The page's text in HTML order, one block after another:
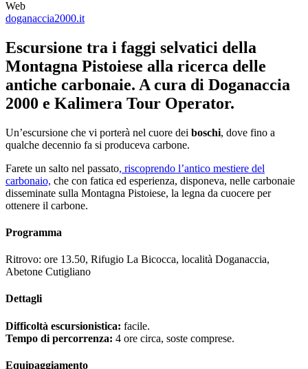
Web
doganaccia2000.it
Escursione tra i faggi selvatici della
Montagna Pistoiese alla ricerca delle
antiche carbonaie. A cura di Doganaccia
2000 e Kalimera Tour Operator.
Un’escursione che vi porterà nel cuore dei boschi, dove fino a
qualche decennio fa si produceva carbone.
Farete un salto nel passato, riscoprendo l’antico mestiere del
carbonaio, che con fatica ed esperienza, disponeva, nelle carbonaie
disseminate sulla Montagna Pistoiese, la legna da cuocere per
ottenere il carbone.
Programma
Ritrovo: ore 13.50, Rifugio La Bicocca, località Doganaccia,
Abetone Cutigliano
Dettagli
Difficoltà escursionistica: facile.
Tempo di percorrenza: 4 ore circa, soste comprese.
Equipaggiamento